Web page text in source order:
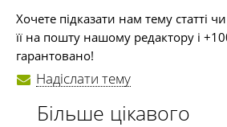
Хочете підказати нам тему статті
її на пошту нашому редактору і
гарантовано!
Надіслати тему
Більше цікавого